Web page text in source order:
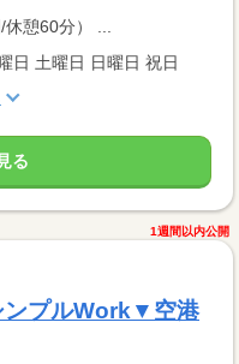
憩60分） ...
日 土曜日 日曜日 祝日
る
1週間以内公開
ンプルWork▼空港